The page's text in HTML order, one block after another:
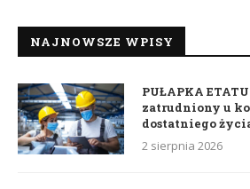
NAJNOWSZE WPISY
PUŁAPKA
zatrudniony u
dostatniego
2 sierpnia 2026